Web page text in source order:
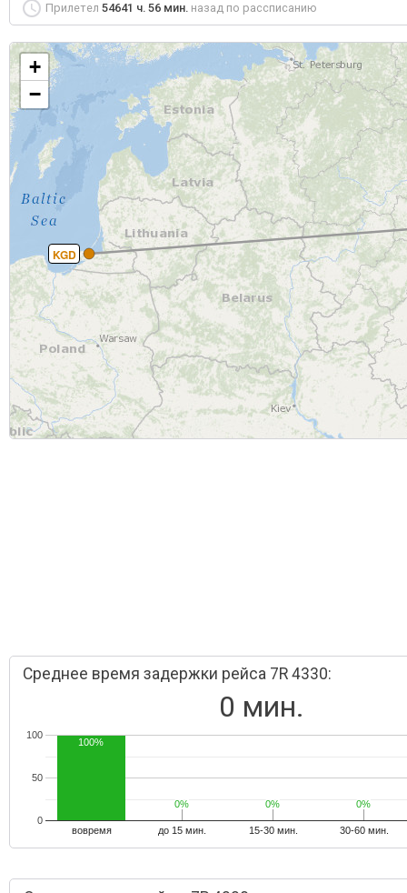
Прилетел 54641 ч. 56 мин. назад по рассписанию
KGD
+
−
Среднее время задержки рейса 7R 4330:
0 мин.
вовремя до 15 мин. 15-30 мин. 30-60 мин.
0
50
100
100%
0%
0% 0%
0% 0%
0%